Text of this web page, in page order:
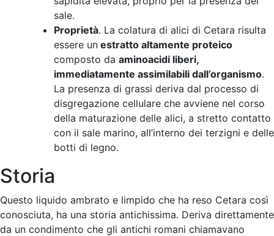
sale.
Proprietà. La colatura di alici di Cetara risulta
essere un estratto altamente proteico
composto da aminoacidi liberi,
immediatamente assimilabili dall’organismo.
La presenza di grassi deriva dal processo di
disgregazione cellulare che avviene nel corso
della maturazione delle alici, a stretto contatto
con il sale marino, all’interno dei terzigni e delle
botti di legno.
Storia
Questo liquido ambrato e limpido che ha reso Cetara così
conosciuta, ha una storia antichissima. Deriva direttamente
da un condimento che gli antichi romani chiamavano